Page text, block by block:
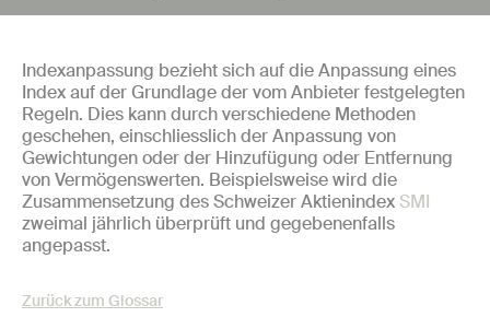
Indexanpassung bezieht sich auf die Anpassung eines
Index auf der Grundlage der vom Anbieter festgelegten
Regeln. Dies kann durch verschiedene Methoden
geschehen, einschliesslich der Anpassung von
Gewichtungen oder der Hinzufügung oder Entfernung
von Vermögenswerten. Beispielsweise wird die
Zusammensetzung des Schweizer Aktienindex SMI
zweimal jährlich überprüft und gegebenenfalls
angepasst.
Zurück zum Glossar